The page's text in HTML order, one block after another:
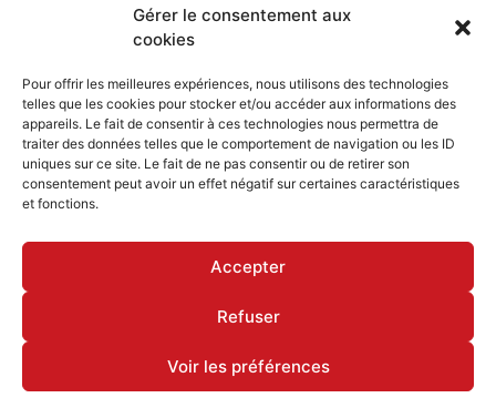
Gérer le consentement aux
cookies
Pour offrir les meilleures expériences, nous utilisons des technologies
telles que les cookies pour stocker et/ou accéder aux informations des
appareils. Le fait de consentir à ces technologies nous permettra de
traiter des données telles que le comportement de navigation ou les ID
uniques sur ce site. Le fait de ne pas consentir ou de retirer son
consentement peut avoir un effet négatif sur certaines caractéristiques
et fonctions.
Accepter
Refuser
Voir les préférences
Demande d’actes d’état civil
Inscription listes électorales
Recensement militaire
Le journal de ma ville
Gestion des déchets
Mentions légales & politique de confidentialité
Déclaration d’accessibilité